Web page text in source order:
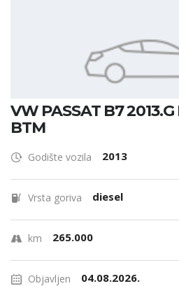
VW PASSAT B7
BTM
Godište vozila 2013
Vrsta goriva diesel
km 265.000
Objavljen 04.08.2026.